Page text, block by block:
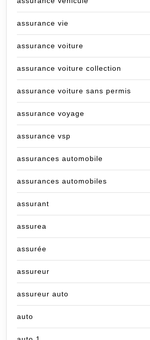
assurance vie
assurance voiture
assurance voiture collection
assurance voiture sans permis
assurance voyage
assurance vsp
assurances automobile
assurances automobiles
assurant
assurea
assurée
assureur
assureur auto
auto